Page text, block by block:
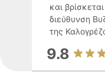
και
διεύθυνση
της
9.8